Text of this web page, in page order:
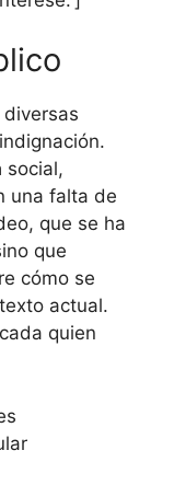
social,
una falta de
que se ha
que
cómo se
actual.
quien